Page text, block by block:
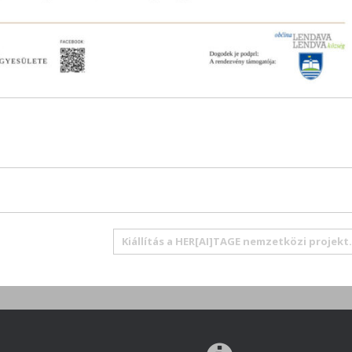
Kiállítás a HER[AI]TAGE nemzetközi